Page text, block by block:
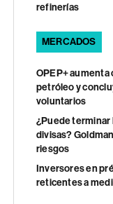
refinerías
MERCADOS
OPEP+
petróleo y
voluntarios
¿Puede terminar
divisas?
riesgos
Inversores en
reticentes a